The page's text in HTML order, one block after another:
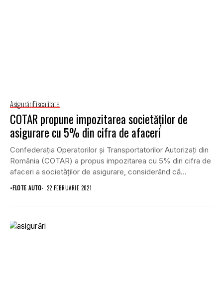
AsigurăriFiscalitate
COTAR propune impozitarea societăților de
asigurare cu 5% din cifra de afaceri
Confederaţia Operatorilor şi Transportatorilor Autorizaţi din
România (COTAR) a propus impozitarea cu 5% din cifra de
afaceri a societăţilor de asigurare, considerând că...
•FLOTE AUTO 22 FEBRUARIE 2021